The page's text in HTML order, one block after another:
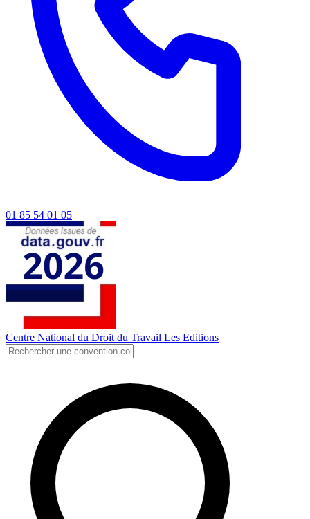
01 85 54 01 05
Centre National du Droit du Travail Les Editions